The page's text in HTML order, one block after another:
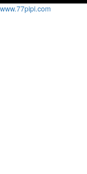
www.77pipi.com